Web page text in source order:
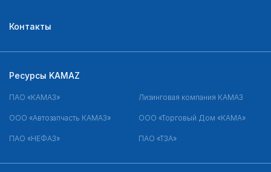
Контакты
Ресурсы KAMAZ
ПАО «КАМАЗ» Лизинговая компания КАМАЗ
ООО «Автозапчасть КАМАЗ» ООО «Торговый Дом «КАМА»
ПАО «НЕФАЗ» ПАО «ТЗА»